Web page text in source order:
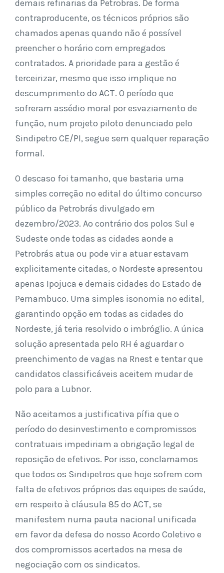
demais refinarias da Petrobras. De forma
contraproducente, os técnicos próprios são
chamados apenas quando não é possível
preencher o horário com empregados
contratados. A prioridade para a gestão é
terceirizar, mesmo que isso implique no
descumprimento do ACT. O período que
sofreram assédio moral por esvaziamento de
função, num projeto piloto denunciado pelo
Sindipetro CE/PI, segue sem qualquer reparação
formal.
O descaso foi tamanho, que bastaria uma
simples correção no edital do último concurso
público da Petrobrás divulgado em
dezembro/2023. Ao contrário dos polos Sul e
Sudeste onde todas as cidades aonde a
Petrobrás atua ou pode vir a atuar estavam
explicitamente citadas, o Nordeste apresentou
apenas Ipojuca e demais cidades do Estado de
Pernambuco. Uma simples isonomia no edital,
garantindo opção em todas as cidades do
Nordeste, já teria resolvido o imbróglio. A única
solução apresentada pelo RH é aguardar o
preenchimento de vagas na Rnest e tentar que
candidatos classificáveis aceitem mudar de
polo para a Lubnor.
Não aceitamos a justificativa pífia que o
período do desinvestimento e compromissos
contratuais impediriam a obrigação legal de
reposição de efetivos. Por isso, conclamamos
que todos os Sindipetros que hoje sofrem com
falta de efetivos próprios das equipes de saúde,
em respeito à cláusula 85 do ACT, se
manifestem numa pauta nacional unificada
em favor da defesa do nosso Acordo Coletivo e
dos compromissos acertados na mesa de
negociação com os sindicatos.